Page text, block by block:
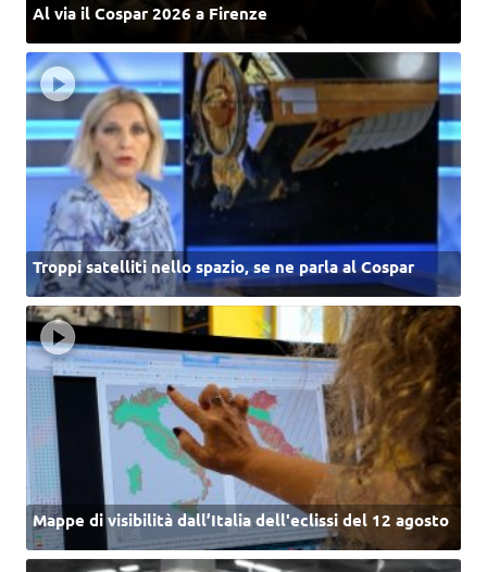
Al via il Cospar 2026 a Firenze
Troppi satelliti nello spazio, se ne parla al Cospar
Mappe di visibilità dall’Italia dell'eclissi del 12 agosto